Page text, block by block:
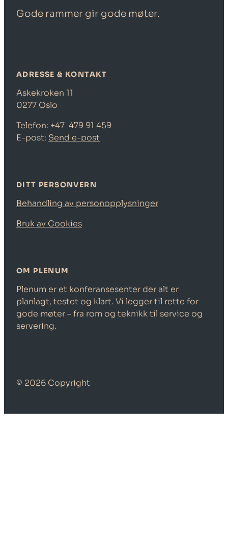
Gode rammer gir gode møter.
ADRESSE & KONTAKT
Askekroken 11
0277 Oslo
Telefon: +47 479 91 459
E-post: Send e-post
DITT PERSONVERN
Behandling av personopplysninger
Bruk av Cookies
OM PLENUM
Plenum er et konferansesenter der alt er
planlagt, testet og klart. Vi legger til rette for
gode møter – fra rom og teknikk til service og
servering.
© 2026 Copyright